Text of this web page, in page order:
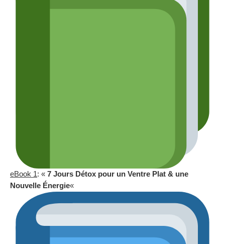
eBook 1: « 7 Jours Détox pour un Ventre Plat & une
Nouvelle Énergie«